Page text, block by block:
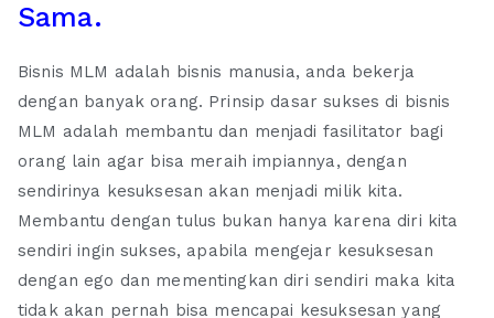
Sama.
Bisnis MLM adalah bisnis manusia, anda bekerja
dengan banyak orang. Prinsip dasar sukses di bisnis
MLM adalah membantu dan menjadi fasilitator bagi
orang lain agar bisa meraih impiannya, dengan
sendirinya kesuksesan akan menjadi milik kita.
Membantu dengan tulus bukan hanya karena diri kita
sendiri ingin sukses, apabila mengejar kesuksesan
dengan ego dan mementingkan diri sendiri maka kita
tidak akan pernah bisa mencapai kesuksesan yang